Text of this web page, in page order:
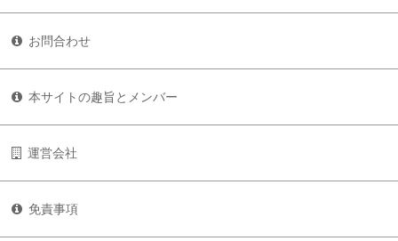
お問合わせ
本サイトの趣旨とメンバー
運営会社
免責事項